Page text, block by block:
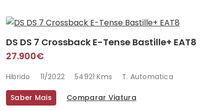
DS DS 7 Crossback E-Tense Bastille+ EAT8
27.900€
Hibrido 11/2022 54921 Kms T. Automatica
Saber Mais Comparar Viatura